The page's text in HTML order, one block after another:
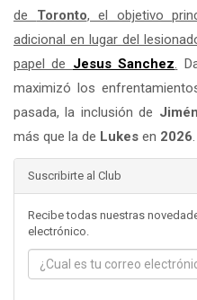
de Toronto, el objetivo
adicional en lugar del
papel de Jesus Sanchez.
maximizó los
pasada, la inclusión de
más que la de Lukes en 2026.
Suscribirte al Club
Recibe todas nuestras
electrónico.